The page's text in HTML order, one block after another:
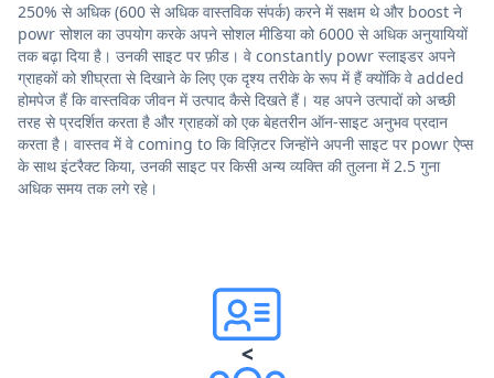
250% से अधिक (600 से अधिक वास्तविक संपर्क) करने में सक्षम थे और boost ने
powr सोशल का उपयोग करके अपने सोशल मीडिया को 6000 से अधिक अनुयायियों
तक बढ़ा दिया है। उनकी साइट पर फ़ीड। वे constantly powr स्लाइडर अपने
ग्राहकों को शीघ्रता से दिखाने के लिए एक दृश्य तरीके के रूप में हैं क्योंकि वे added
होमपेज हैं कि वास्तविक जीवन में उत्पाद कैसे दिखते हैं। यह अपने उत्पादों को अच्छी
तरह से प्रदर्शित करता है और ग्राहकों को एक बेहतरीन ऑन-साइट अनुभव प्रदान
करता है। वास्तव में वे coming to कि विज़िटर जिन्होंने अपनी साइट पर powr ऐप्स
के साथ इंटरैक्ट किया, उनकी साइट पर किसी अन्य व्यक्ति की तुलना में 2.5 गुना
अधिक समय तक लगे रहे।
<